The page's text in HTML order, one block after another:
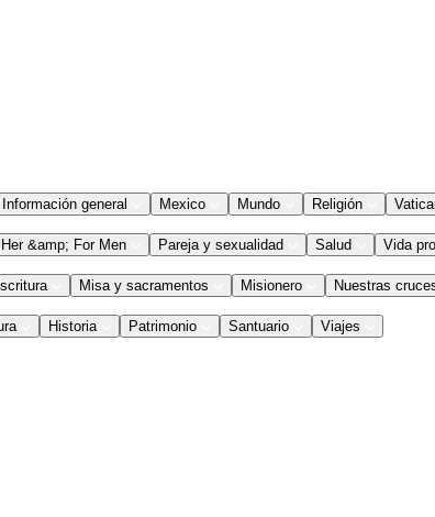
Información general Mexico Mundo Religión
Her &amp; For Men Pareja y sexualidad Salud Vida
Misa y sacramentos Misionero Nuestras
Historia Patrimonio Santuario Viajes